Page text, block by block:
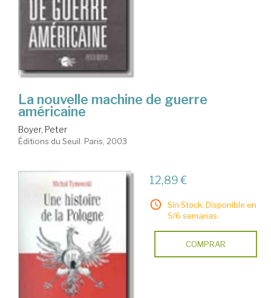
La nouvelle machine de guerre
américaine
Boyer, Peter
Éditions du Seuil. Paris, 2003
12,89 €
Sin Stock. Disponible en
5/6 semanas.
COMPRAR